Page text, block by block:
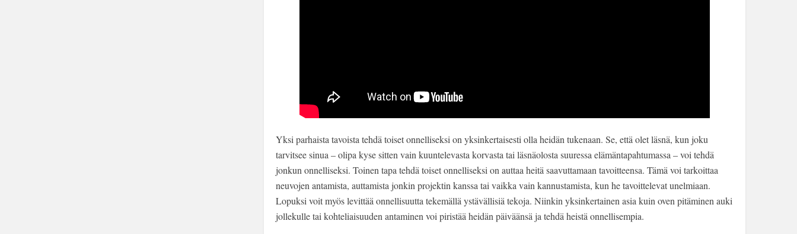
Yksi parhaista tavoista tehdä toiset onnelliseksi on yksinkertaisesti olla heidän tukenaan. Se, että olet läsnä, kun joku
tarvitsee sinua – olipa kyse sitten vain kuuntelevasta korvasta tai läsnäolosta suuressa elämäntapahtumassa – voi tehdä
jonkun onnelliseksi. Toinen tapa tehdä toiset onnelliseksi on auttaa heitä saavuttamaan tavoitteensa. Tämä voi tarkoittaa
neuvojen antamista, auttamista jonkin projektin kanssa tai vaikka vain kannustamista, kun he tavoittelevat unelmiaan.
Lopuksi voit myös levittää onnellisuutta tekemällä ystävällisiä tekoja. Niinkin yksinkertainen asia kuin oven pitäminen auki
jollekulle tai kohteliaisuuden antaminen voi piristää heidän päiväänsä ja tehdä heistä onnellisempia.